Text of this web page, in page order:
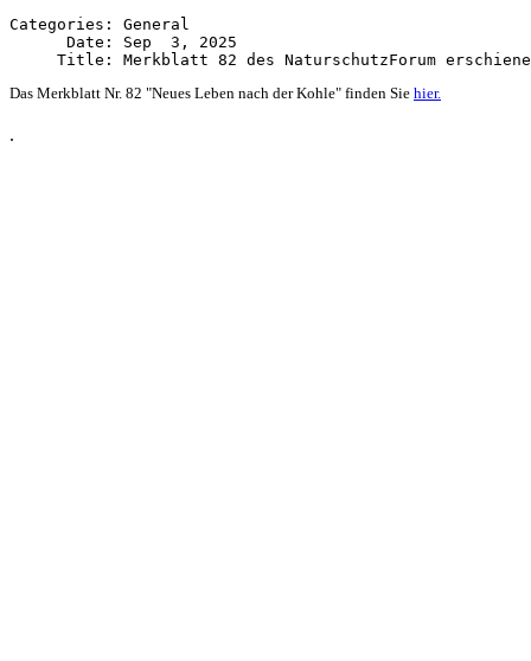
Categories: General
      Date: Sep  3, 2025
Das Merkblatt Nr. 82 "Neues Leben nach der Kohle" finden Sie hier.
.